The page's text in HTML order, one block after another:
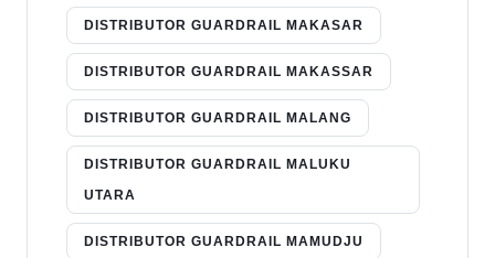
DISTRIBUTOR GUARDRAIL MAKASAR
DISTRIBUTOR GUARDRAIL MAKASSAR
DISTRIBUTOR GUARDRAIL MALANG
DISTRIBUTOR GUARDRAIL MALUKU
UTARA
DISTRIBUTOR GUARDRAIL MAMUDJU